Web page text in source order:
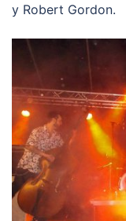
y Robert Gordon.